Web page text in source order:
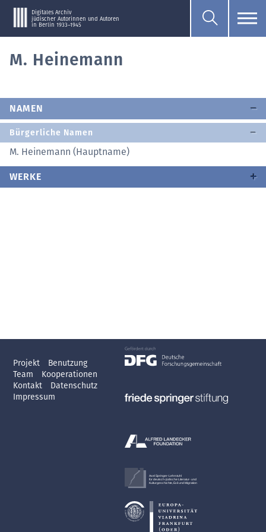
Digitales Archiv
jüdischer Autorinnen und Autoren
in Berlin 1933–1945
M. Heinemann
NAMEN
Bürgerliche Namen
M. Heinemann (Hauptname)
WERKE
Projekt
Benutzung
Team
Kooperationen
Kontakt
Datenschutz
Impressum
Axel Springer-Lehrstuhl
für deutsch-jüdische Literatur- und
Kulturgeschichte, Exil und Migration